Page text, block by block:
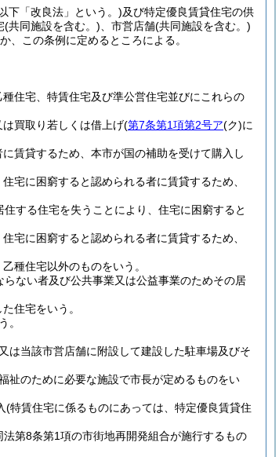
下「改良法」という。)及び特定優良賃貸住宅の供
(共同施設を含む。) 、市営店舗(共同施設を含む。)
、この条例に定めるところによる。
住宅、特賃住宅及び準公営住宅並びにこれらの
買取り若しくは借上げ(第7条第1項第2号ア(ク)に
賃貸するため、本市が国の補助を受けて購入し
に困窮すると認められる者に賃貸するため、
する住宅を失うことにより、住宅に困窮すると
宅に困窮すると認められる者に賃貸するため、
種住宅以外のものをいう。
ない者及び公共事業又は公益事業のためその居
住宅をいう。
。
当該市営店舗に附設して建設した駐車場及びそ
のために必要な施設で市長が定めるものをい
(特賃住宅に係るものにあっては、特定優良賃貸住
法第8条第1項の市街地再開発組合が施行するもの